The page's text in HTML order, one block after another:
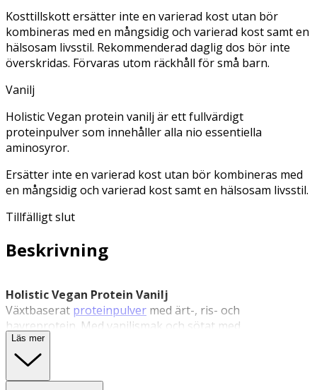
Kosttillskott ersätter inte en varierad kost utan bör
kombineras med en mångsidig och varierad kost samt en
hälsosam livsstil. Rekommenderad daglig dos bör inte
överskridas. Förvaras utom räckhåll för små barn.
Vanilj
Holistic Vegan protein vanilj är ett fullvärdigt
proteinpulver som innehåller alla nio essentiella
aminosyror.
Ersätter inte en varierad kost utan bör kombineras med
en mångsidig och varierad kost samt en hälsosam livsstil.
Tillfälligt slut
Beskrivning
Holistic Vegan Protein Vanilj
Växtbaserat proteinpulver med ärt-, ris- och
havreprotein. Med vaniljsmak och sötat med
steviolglykosider från stevia.
Holistic Vegan är ett växtbaserat proteinpulver som
innehåller protein från ärta, ris och havre. Protein bidrar
Läs mer